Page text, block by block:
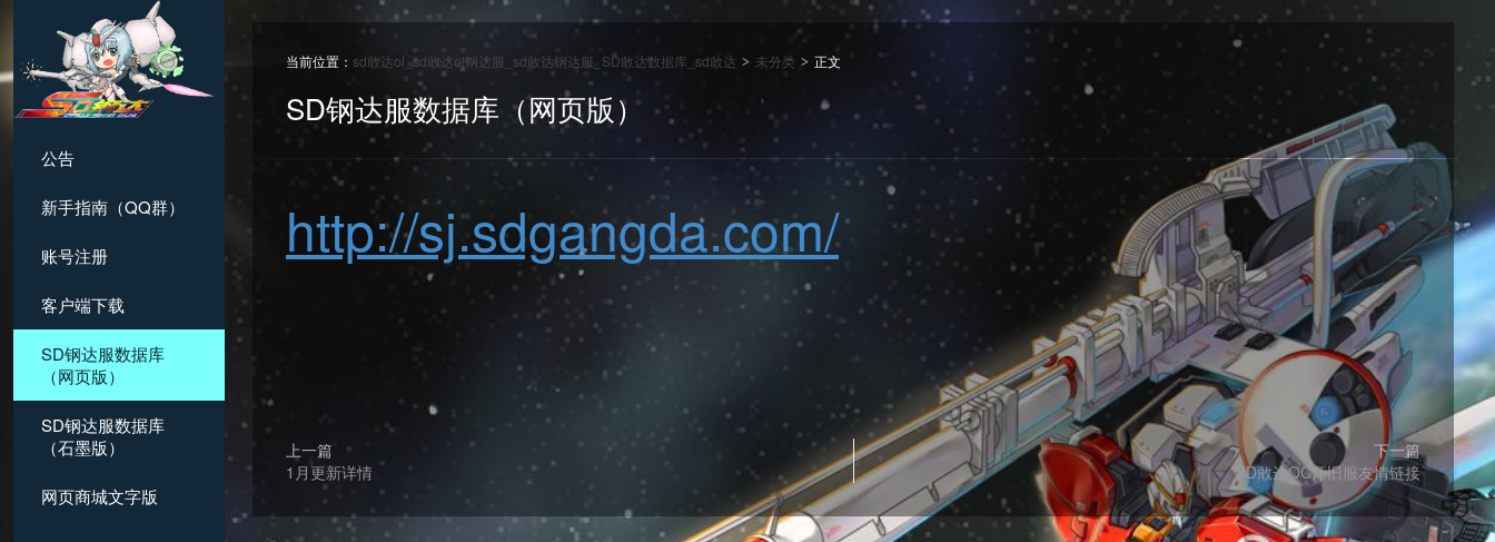
公告
新手指南（QQ群）
账号注册
客户端下载
SD钢达服数据库
（网页版）
SD钢达服数据库
（石墨版）
网页商城文字版
当前位置： sd敢达ol_sd敢达ol钢达服_sd敢达钢达服_SD敢达数据库_sd敢达 > 未分类 > 正文
SD钢达服数据库（网页版）
http://sj.sdgangda.com/
上一篇
1月更新详情
下一篇
SD敢达OC怀旧服友情链接